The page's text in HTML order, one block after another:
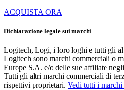
ACQUISTA ORA
Dichiarazione legale sui marchi
Logitech, Logi, i loro loghi e tutti gli
Logitech sono marchi commerciali o
Europe S.A. e/o delle sue affiliate
Tutti gli altri marchi commerciali di
rispettivi proprietari. Vedi tutti i marchi